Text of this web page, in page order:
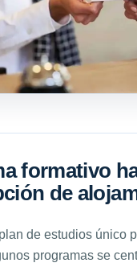
formativo
de
de estudios único
programas se